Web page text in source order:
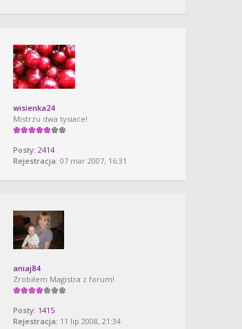
wisienka24
Mistrzu dwa tysiace!
Posty: 2414
Rejestracja: 07 mar 2007, 16:31
aniaj84
Zrobiłem Magistra z forum!
Posty: 1415
Rejestracja: 11 lip 2008, 21:34